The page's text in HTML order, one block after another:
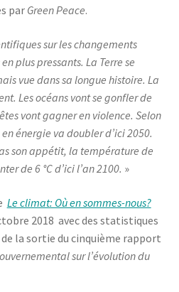
par Green Peace.
sur les changements
plus pressants. La Terre se
vue dans sa longue histoire. La
Les océans vont se gonfler de
vont gagner en violence. Selon
énergie va doubler d’ici 2050.
son appétit, la température de
de 6 °C d’ici l’an 2100. »
Le climat: Où en sommes-nous?
2018 avec des statistiques
la sortie du cinquième rapport
sur l’évolution du